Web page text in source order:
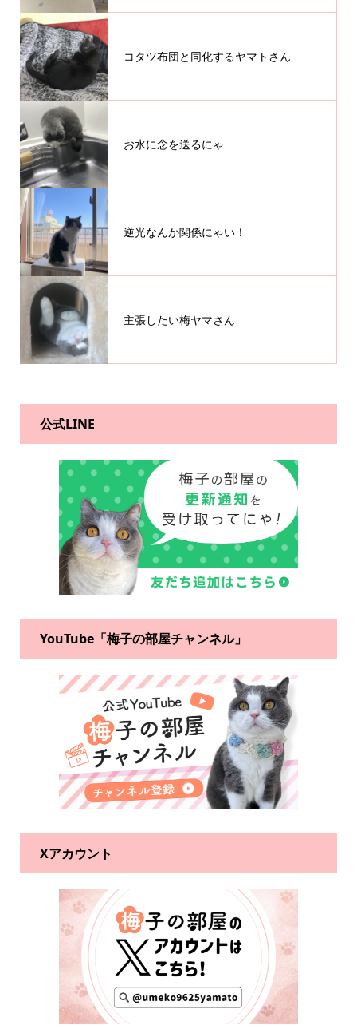
コタツ布団と同化するヤマトさん
お水に念を送るにゃ
逆光なんか関係にゃい！
主張したい梅ヤマさん
公式LINE
YouTube「梅子の部屋チャンネル」
Xアカウント